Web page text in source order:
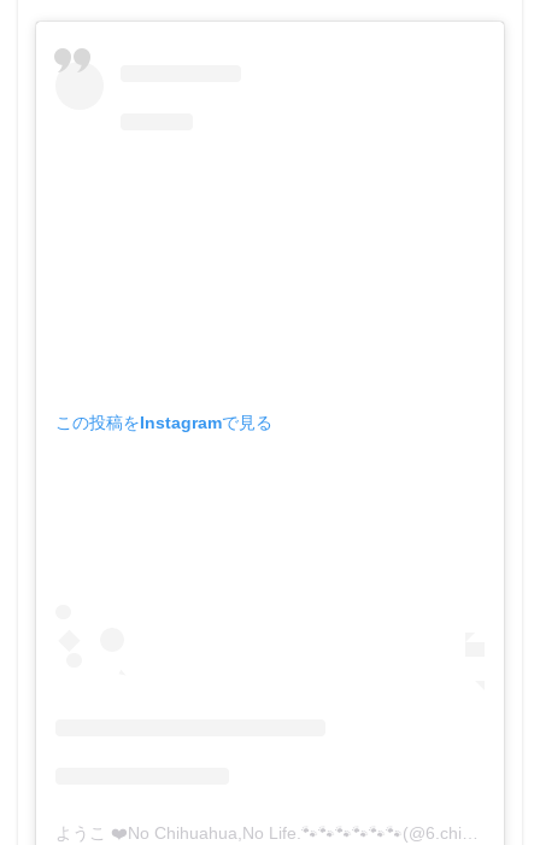
この投稿をInstagramで見る
ようこ ❤️No Chihuahua,No Life.🐾🐾🐾🐾🐾🐾(@6.chihuahua)がシェアした投稿